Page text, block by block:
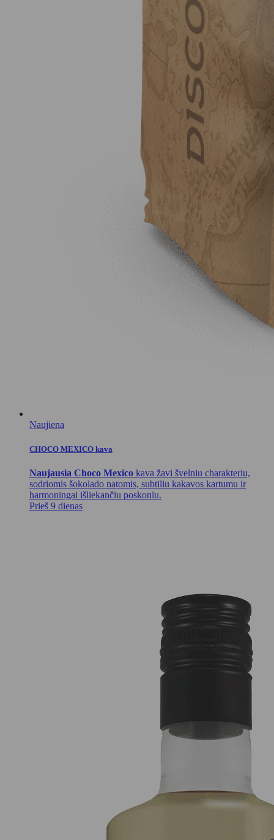
Naujiena
CHOCO MEXICO kava
Naujausia Choco Mexico kava žavi švelniu charakteriu,
sodriomis šokolado natomis, subtiliu kakavos kartumu ir
harmoningai išliekančiu poskoniu.
Prieš 9 dienas